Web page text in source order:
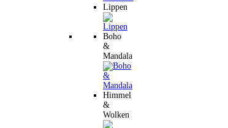
Lippen
Boho
&
Mandala
Himmel
&
Wolken